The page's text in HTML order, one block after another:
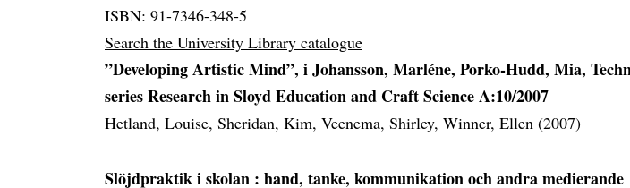
ISBN: 91-7346-348-5
Search the University Library catalogue
”Developing Artistic Mind”, i Johansson, Marléne, Porko-Hudd, Mia,
series Research in Sloyd Education and Craft Science A:10/2007
Hetland, Louise, Sheridan, Kim, Veenema, Shirley, Winner, Ellen (2007)
Slöjdpraktik i skolan : hand, tanke, kommunikation och andra medierande